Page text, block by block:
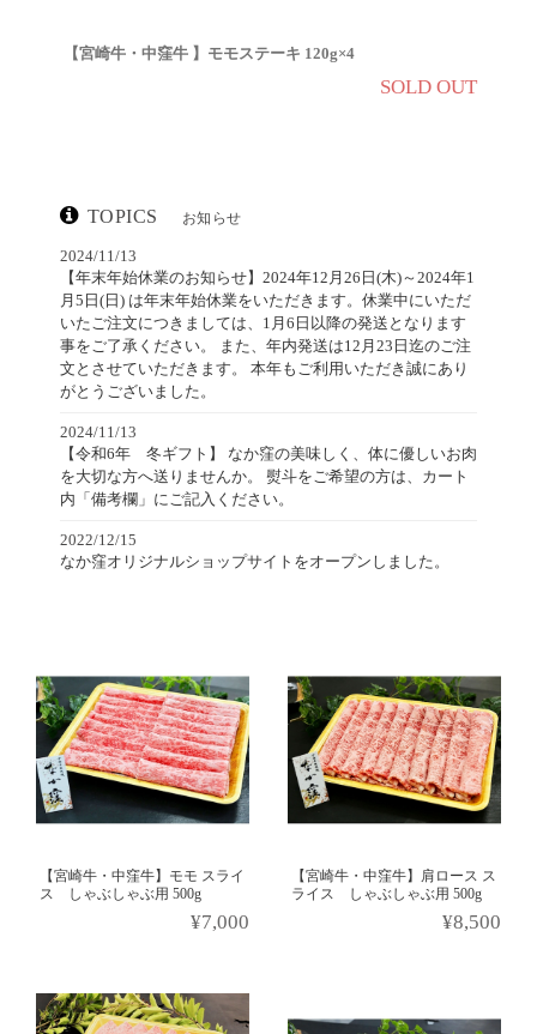
【宮崎牛・中窪牛 】モモステーキ 120g×4
SOLD OUT
TOPICS お知らせ
2024/11/13
【年末年始休業のお知らせ】2024年12月26日(木)～2024年1
月5日(日) は年末年始休業をいただきます。休業中にいただ
いたご注文につきましては、1月6日以降の発送となります
事をご了承ください。 また、年内発送は12月23日迄のご注
文とさせていただきます。 本年もご利用いただき誠にあり
がとうございました。
2024/11/13
【令和6年 冬ギフト】 なか窪の美味しく、体に優しいお肉
を大切な方へ送りませんか。 熨斗をご希望の方は、カート
内「備考欄」にご記入ください。
2022/12/15
なか窪オリジナルショップサイトをオープンしました。
【宮崎牛・中窪牛】モモ スライ
ス しゃぶしゃぶ用 500g
¥7,000
【宮崎牛・中窪牛】肩ロース ス
ライス しゃぶしゃぶ用 500g
¥8,500